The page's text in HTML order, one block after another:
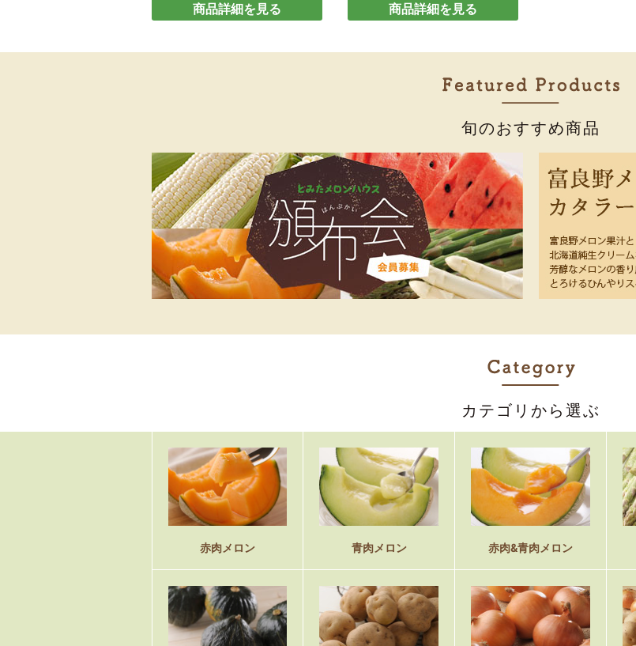
商品詳細を見る 商品詳細を見る
旬のおすすめ商品
カテゴリから選ぶ
赤肉メロン 青肉メロン 赤肉&青肉メロン